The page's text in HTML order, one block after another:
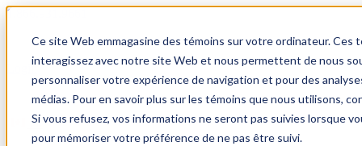
Ce site Web emmagasine des témoins sur votre ordinateur.
interagissez avec notre site Web et nous permettent de nous
personnaliser votre expérience de navigation et pour des
médias. Pour en savoir plus sur les témoins que nous utilisons,
Si vous refusez, vos informations ne seront pas suivies lorsque
pour mémoriser votre préférence de ne pas être suivi.
1.866.931.9661
Login
FR